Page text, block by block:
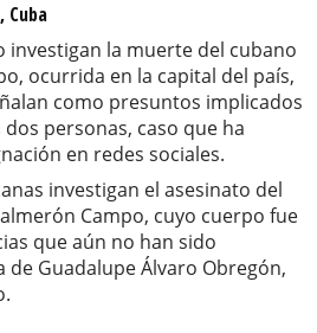
Cuba
investigan la muerte del cubano
ocurrida en la capital del país,
como presuntos implicados
personas, caso que ha
en redes sociales.
investigan el asesinato del
Campo, cuyo cuerpo fue
que aún no han sido
de Guadalupe Álvaro Obregón,